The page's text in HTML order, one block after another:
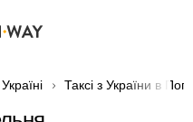
Таксі з України в